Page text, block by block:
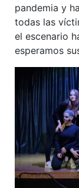
pandemia y
todas las
el escenario
esperamos